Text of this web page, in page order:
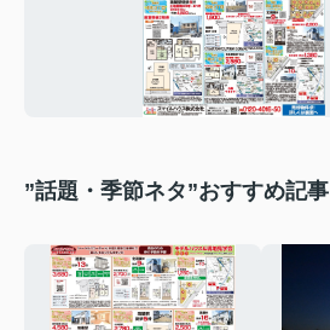
”話題・季節ネタ”おすすめ記事